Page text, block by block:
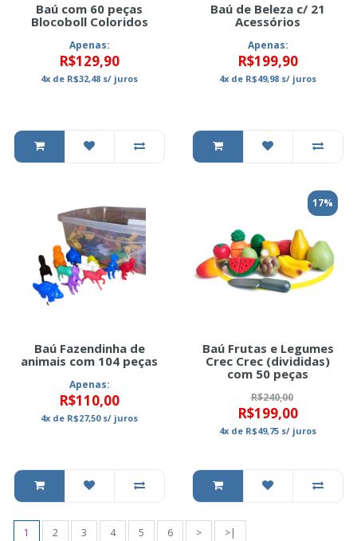
Baú com 60 peças
Blocoboll Coloridos
Apenas:
R$129,90
4x de R$32,48 s/ juros
Baú de Beleza c/ 21
Acessórios
Apenas:
R$199,90
4x de R$49,98 s/ juros
Baú Fazendinha de
animais com 104 peças
Apenas:
R$110,00
4x de R$27,50s/ juros
17%
Baú Frutas e Legumes
Crec Crec (divididas)
com 50 peças
R$240,00
R$199,00
4x de R$49,75 s/ juros
1 2 3 4 5 6 >
>|